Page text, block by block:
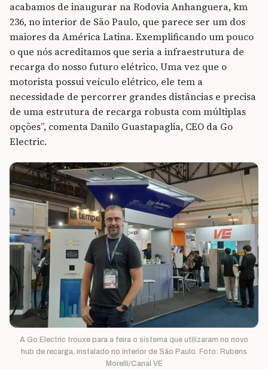
acabamos de inaugurar na Rodovia Anhanguera, km
236, no interior de São Paulo, que parece ser um dos
maiores da América Latina. Exemplificando um pouco
o que nós acreditamos que seria a infraestrutura de
recarga do nosso futuro elétrico. Uma vez que o
motorista possui veículo elétrico, ele tem a
necessidade de percorrer grandes distâncias e precisa
de uma estrutura de recarga robusta com múltiplas
opções”, comenta Danilo Guastapaglia, CEO da Go
Electric.
A Go Electric trouxe para a feira o sistema que utilizaram no novo
hub de recarga, instalado no interior de São Paulo. Foto: Rubens
Morelli/Canal VE